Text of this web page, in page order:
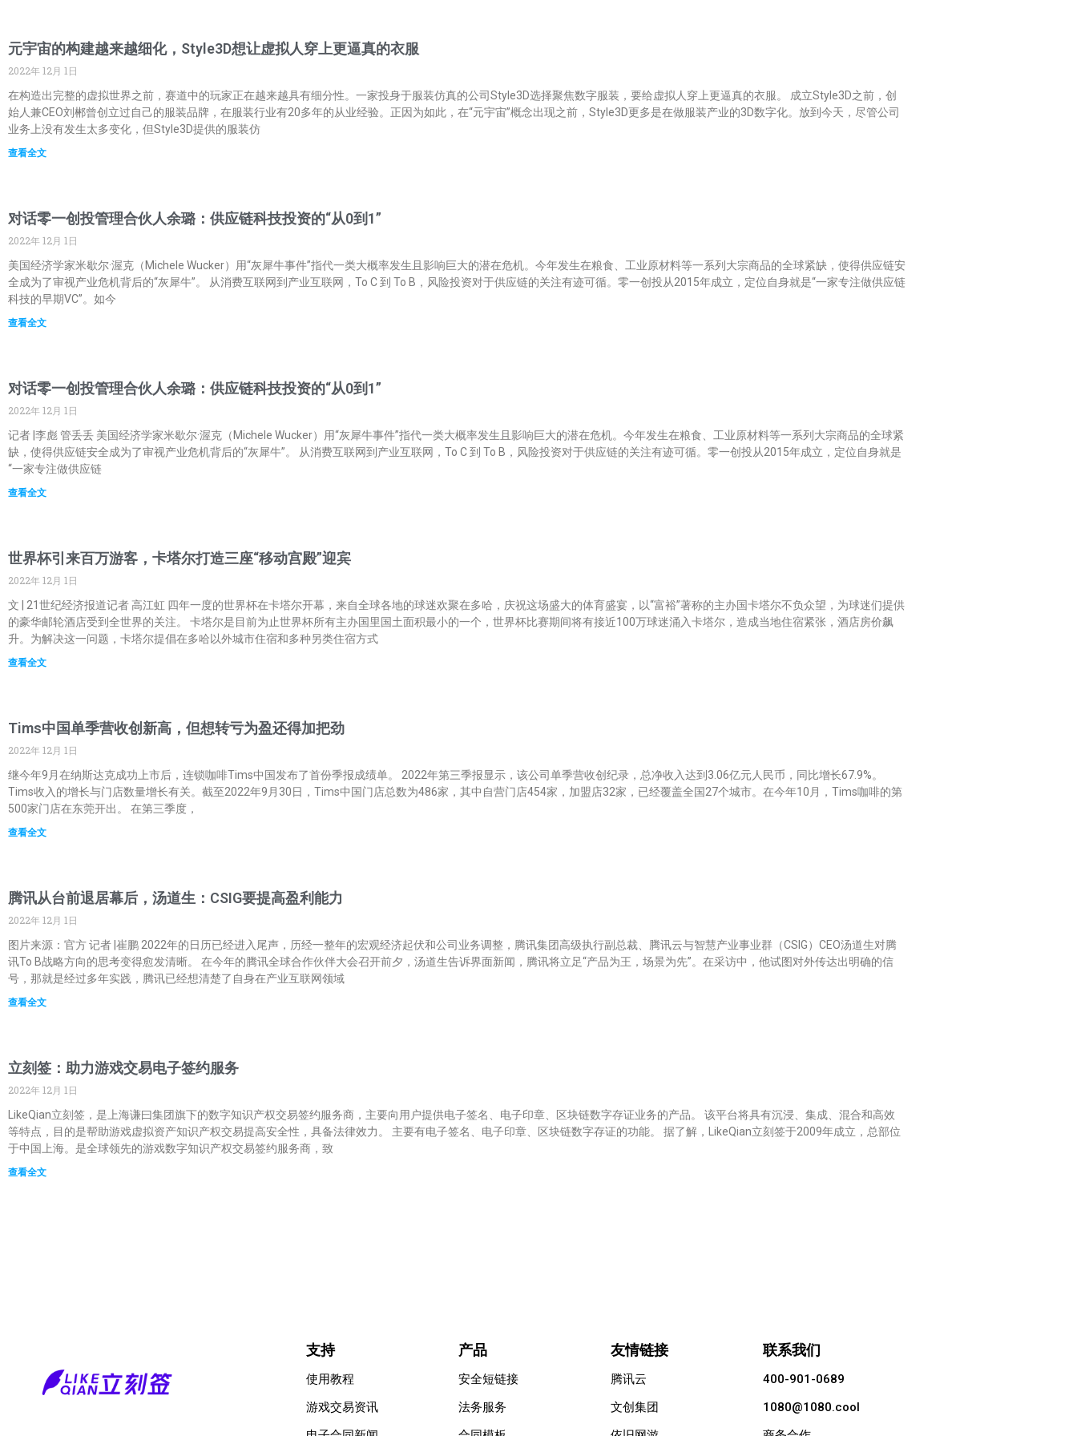
元宇宙的构建越来越细化，Style3D想让虚拟人穿上更逼真的衣服
2022年 12月 1日
在构造出完整的虚拟世界之前，赛道中的玩家正在越来越具有细分性。一家投身于服装仿真的公司Style3D选择聚焦数字服装，要给虚拟人穿上更逼真的衣服。 成立Style3D之前，创
始人兼CEO刘郴曾创立过自己的服装品牌，在服装行业有20多年的从业经验。正因为如此，在“元宇宙”概念出现之前，Style3D更多是在做服装产业的3D数字化。放到今天，尽管公司
业务上没有发生太多变化，但Style3D提供的服装仿
查看全文
对话零一创投管理合伙人余璐：供应链科技投资的“从0到1”
2022年 12月 1日
美国经济学家米歇尔·渥克（Michele Wucker）用“灰犀牛事件”指代一类大概率发生且影响巨大的潜在危机。今年发生在粮食、工业原材料等一系列大宗商品的全球紧缺，使得供应链安
全成为了审视产业危机背后的“灰犀牛”。 从消费互联网到产业互联网，To C 到 To B，风险投资对于供应链的关注有迹可循。零一创投从2015年成立，定位自身就是“一家专注做供应链
科技的早期VC”。如今
查看全文
对话零一创投管理合伙人余璐：供应链科技投资的“从0到1”
2022年 12月 1日
记者 |李彪 管丢丢 美国经济学家米歇尔·渥克（Michele Wucker）用“灰犀牛事件”指代一类大概率发生且影响巨大的潜在危机。今年发生在粮食、工业原材料等一系列大宗商品的全球紧
缺，使得供应链安全成为了审视产业危机背后的“灰犀牛”。 从消费互联网到产业互联网，To C 到 To B，风险投资对于供应链的关注有迹可循。零一创投从2015年成立，定位自身就是
“一家专注做供应链
查看全文
世界杯引来百万游客，卡塔尔打造三座“移动宫殿”迎宾
2022年 12月 1日
文 | 21世纪经济报道记者 高江虹 四年一度的世界杯在卡塔尔开幕，来自全球各地的球迷欢聚在多哈，庆祝这场盛大的体育盛宴，以“富裕”著称的主办国卡塔尔不负众望，为球迷们提供
的豪华邮轮酒店受到全世界的关注。 卡塔尔是目前为止世界杯所有主办国里国土面积最小的一个，世界杯比赛期间将有接近100万球迷涌入卡塔尔，造成当地住宿紧张，酒店房价飙
升。为解决这一问题，卡塔尔提倡在多哈以外城市住宿和多种另类住宿方式
查看全文
Tims中国单季营收创新高，但想转亏为盈还得加把劲
2022年 12月 1日
继今年9月在纳斯达克成功上市后，连锁咖啡Tims中国发布了首份季报成绩单。 2022年第三季报显示，该公司单季营收创纪录，总净收入达到3.06亿元人民币，同比增长67.9%。
Tims收入的增长与门店数量增长有关。截至2022年9月30日，Tims中国门店总数为486家，其中自营门店454家，加盟店32家，已经覆盖全国27个城市。在今年10月，Tims咖啡的第
500家门店在东莞开出。 在第三季度，
查看全文
腾讯从台前退居幕后，汤道生：CSIG要提高盈利能力
2022年 12月 1日
图片来源：官方 记者 |崔鹏 2022年的日历已经进入尾声，历经一整年的宏观经济起伏和公司业务调整，腾讯集团高级执行副总裁、腾讯云与智慧产业事业群（CSIG）CEO汤道生对腾
讯To B战略方向的思考变得愈发清晰。 在今年的腾讯全球合作伙伴大会召开前夕，汤道生告诉界面新闻，腾讯将立足“产品为王，场景为先”。在采访中，他试图对外传达出明确的信
号，那就是经过多年实践，腾讯已经想清楚了自身在产业互联网领域
查看全文
立刻签：助力游戏交易电子签约服务
2022年 12月 1日
LikeQian立刻签，是上海谦曰集团旗下的数字知识产权交易签约服务商，主要向用户提供电子签名、电子印章、区块链数字存证业务的产品。 该平台将具有沉浸、集成、混合和高效
等特点，目的是帮助游戏虚拟资产知识产权交易提高安全性，具备法律效力。 主要有电子签名、电子印章、区块链数字存证的功能。 据了解，LikeQian立刻签于2009年成立，总部位
于中国上海。是全球领先的游戏数字知识产权交易签约服务商，致
查看全文
支持
使用教程
游戏交易资讯
产品
安全短链接
法务服务
友情链接
腾讯云
文创集团
联系我们
400-901-0689
1080@1080.cool